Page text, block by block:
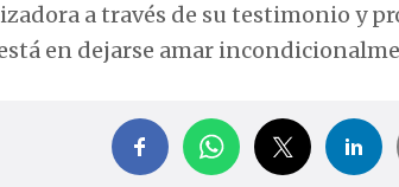
a través de su testimonio y
en dejarse amar